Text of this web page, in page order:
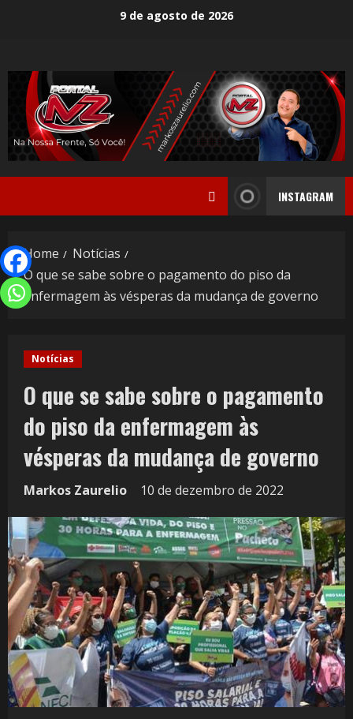
9 de agosto de 2026
INSTAGRAM
Home
Notícias
O que se sabe sobre o pagamento do piso da
enfermagem às vésperas da mudança de governo
Notícias
O que se sabe sobre o pagamento
do piso da enfermagem às
vésperas da mudança de governo
Markos Zaurelio 10 de dezembro de 2022